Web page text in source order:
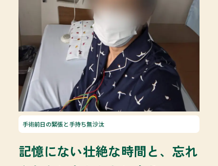
手術前日の緊張と手持ち無沙汰
記憶にない壮絶な時間と、忘れ